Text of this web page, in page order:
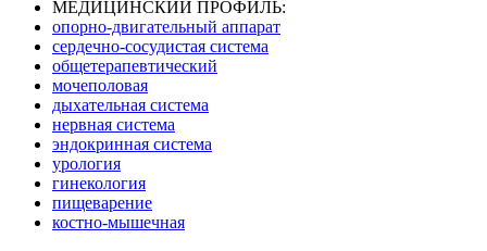
МЕДИЦИНСКИЙ ПРОФИЛЬ:
опорно-двигательный аппарат
сердечно-сосудистая система
общетерапевтический
мочеполовая
дыхательная система
нервная система
эндокринная система
урология
гинекология
пищеварение
костно-мышечная